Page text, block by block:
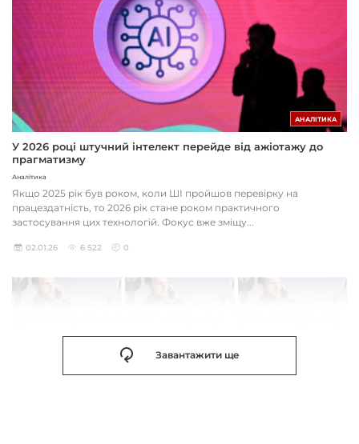
АНАЛІТИКА
У 2026 році штучний інтелект перейде від ажіотажу до
прагматизму
Аналітика
Якщо 2025 рік був роком, коли ШІ пройшов перевірку на
працездатність, то 2026 рік стане роком практичного
застосування цих технологій. Фокус вже зміщу...
02.01.26 6 522 0
Завантажити ще